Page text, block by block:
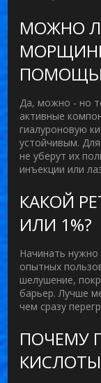
МОЖНО
Да, можно - но
активные
гиалуроновую
устойчивым.
не уберут их
инъекции или
КАКОЙ
ИЛИ 1%?
Начинать нужно
опытных
шелушение,
барьер. Лучше
чем сразу
ПОЧЕМУ